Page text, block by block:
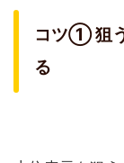
コツ① 狙
る